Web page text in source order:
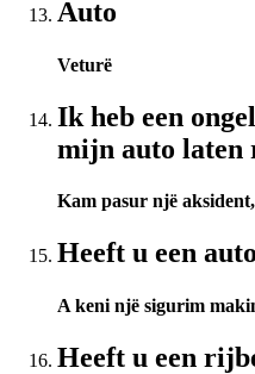
Auto
Veturë
Ik heb een
mijn auto laten
Kam pasur një
Heeft u een
A keni një sigurim
Heeft u een